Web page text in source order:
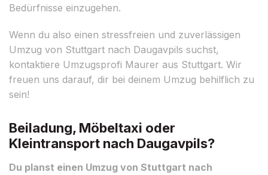
Bedürfnisse einzugehen.
Wenn du also einen stressfreien und zuverlässigen
Umzug von Stuttgart nach Daugavpils suchst,
kontaktiere Umzugsprofi Maurer aus Stuttgart. Wir
freuen uns darauf, dir bei deinem Umzug behilflich zu
sein!
Beiladung, Möbeltaxi oder
Kleintransport nach Daugavpils?
Du planst einen Umzug von Stuttgart nach